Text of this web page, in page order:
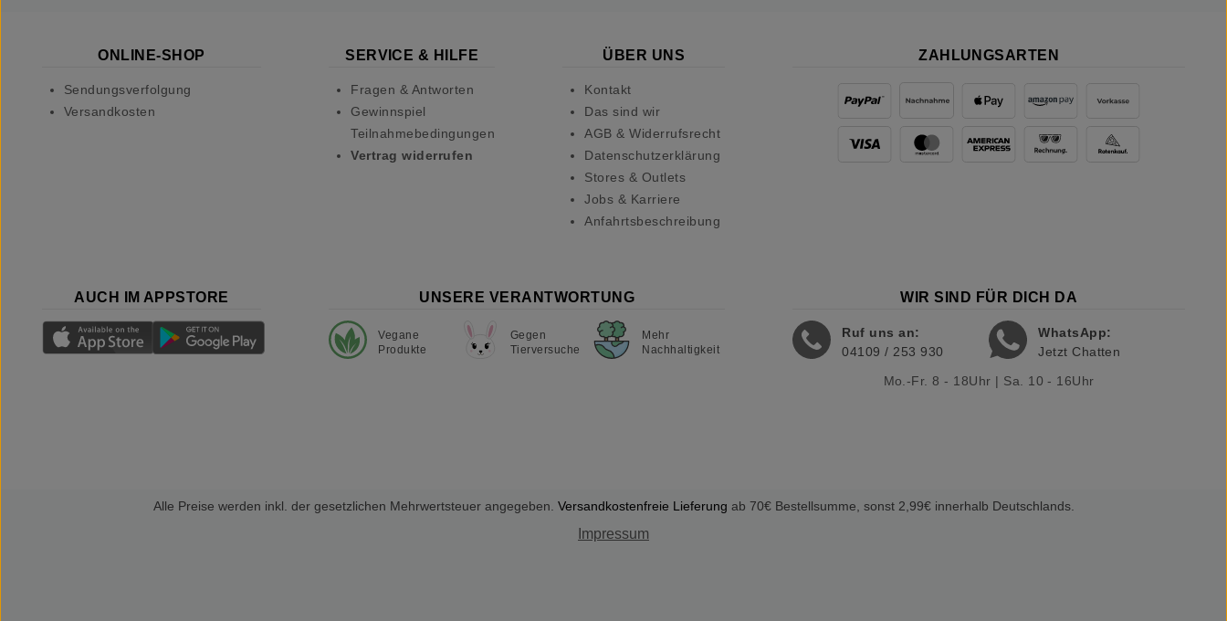
ONLINE-SHOP
Sendungsverfolgung
Versandkosten
SERVICE & HILFE
Fragen & Antworten
Gewinnspiel
Teilnahmebedingungen
Vertrag widerrufen
ÜBER UNS
Kontakt
Das sind wir
AGB & Widerrufsrecht
Datenschutzerklärung
Stores & Outlets
Jobs & Karriere
Anfahrtsbeschreibung
ZAHLUNGSARTEN
AUCH IM APPSTORE UNSERE VERANTWORTUNG
Vegane
Produkte
Gegen
Tierversuche
Mehr
Nachhaltigkeit
WIR SIND FÜR DICH DA
Ruf uns an:
04109 / 253 930
WhatsApp:
Jetzt Chatten
Mo.-Fr. 8 - 18Uhr | Sa. 10 - 16Uhr
Alle Preise werden inkl. der gesetzlichen Mehrwertsteuer angegeben. Versandkostenfreie Lieferung ab 70€ Bestellsumme, sonst 2,99€ innerhalb Deutschlands.
Impressum